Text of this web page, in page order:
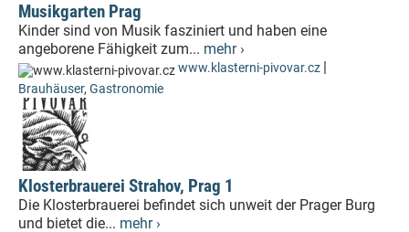
Musikgarten Prag
Kinder sind von Musik fasziniert und haben eine
angeborene Fähigkeit zum... mehr ›
www.klasterni-pivovar.cz |
Brauhäuser, Gastronomie
Klosterbrauerei Strahov, Prag 1
Die Klosterbrauerei befindet sich unweit der Prager Burg
und bietet die... mehr ›